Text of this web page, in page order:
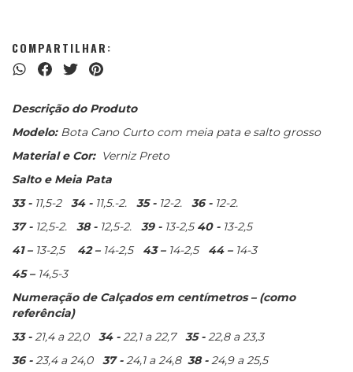
COMPARTILHAR:
Descrição do Produto
Modelo: Bota Cano Curto com meia pata e salto grosso
Material e Cor: Verniz Preto
Salto e Meia Pata
33 - 11,5-2 34 - 11,5.-2. 35 - 12-2. 36 - 12-2.
37 - 12,5-2. 38 - 12,5-2. 39 - 13-2,5 40 - 13-2,5
41 – 13-2,5 42 – 14-2,5 43 – 14-2,5 44 – 14-3
45 – 14,5-3
Numeração de Calçados em centímetros – (como
referência)
33 -21,4 a 22,0 34 -22,1 a 22,7 35 -22,8 a 23,3
36 -23,4 a 24,037 -24,1 a 24,8 38 -24,9 a 25,5